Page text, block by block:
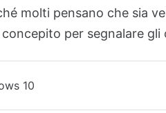
molti pensano che sia
per segnalare
10